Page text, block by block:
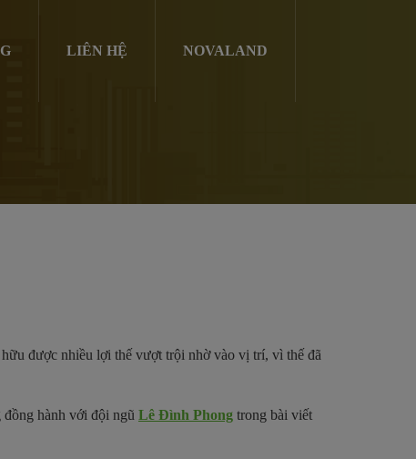
LIÊN HỆ NOVALAND
hữu được nhiều lợi thế vượt trội nhờ vào vị trí, vì thế đã
đồng hành với đội ngũ Lê Đình Phong trong bài viết